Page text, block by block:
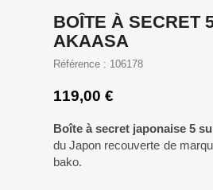
BOÎTE À SECRET
AKAASA
Référence : 106178
119,00 €
Boîte à secret japonaise 5
du Japon recouverte de
bako.